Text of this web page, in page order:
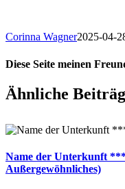
Corinna Wagner2025-04-
Diese Seite meinen
Facebook
X
LinkedIn
WhatsApp
Tumblr
Pinterest
Ähnliche
Name der Unterkunft
Außergewöhnliches)